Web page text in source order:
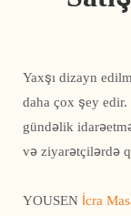
Yaxşı dizayn
daha çox şey
gündəlik
və ziyarətçilərdə
YOUSEN İcra